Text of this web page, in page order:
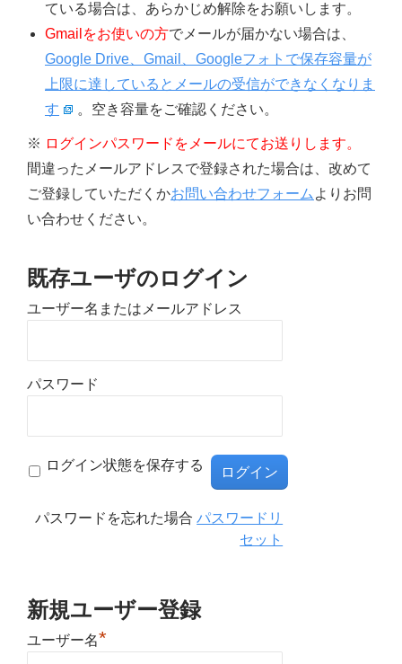
ている場合は、あらかじめ解除をお願いします。
Gmailをお使いの方でメールが届かない場合は、
Google Drive、Gmail、Googleフォトで保存容量が
上限に達しているとメールの受信ができなくなりま
す
。空き容量をご確認ください。
※ ログインパスワードをメールにてお送りします。
間違ったメールアドレスで登録された場合は、改めて
ご登録していただくかお問い合わせフォーム よりお問
い合わせください。
既存ユーザのログイン
ユーザー名またはメールアドレス
パスワード
ログイン状態を保存する
パスワードを忘れた場合パスワードリ
セット
新規ユーザー登録
ユーザー名*